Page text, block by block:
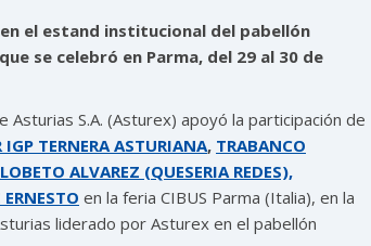
el estand institucional del pabellón
se celebró en Parma, del 29 al 30 de
S.A. (Asturex) apoyó la participación de
IGP TERNERA ASTURIANA, TRABANCO
ALVAREZ (QUESERIA REDES),
en la feria CIBUS Parma (Italia), en la
liderado por Asturex en el pabellón